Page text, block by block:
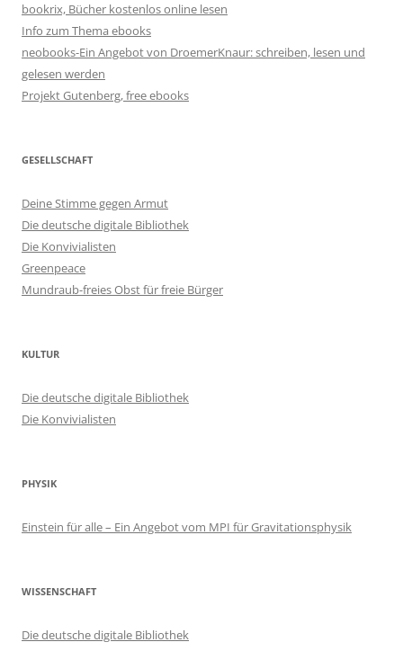
bookrix, Bücher kostenlos online lesen
Info zum Thema ebooks
neobooks-Ein Angebot von DroemerKnaur: schreiben, lesen und
gelesen werden
Projekt Gutenberg, free ebooks
GESELLSCHAFT
Deine Stimme gegen Armut
Die deutsche digitale Bibliothek
Die Konvivialisten
Greenpeace
Mundraub-freies Obst für freie Bürger
KULTUR
Die deutsche digitale Bibliothek
Die Konvivialisten
PHYSIK
Einstein für alle – Ein Angebot vom MPI für Gravitationsphysik
WISSENSCHAFT
Die deutsche digitale Bibliothek